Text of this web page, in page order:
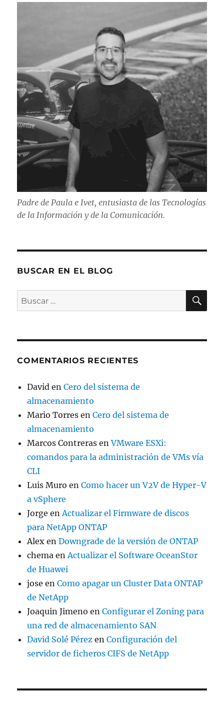
Padre de Paula e Ivet, entusiasta de las Tecnologías
de la Información y de la Comunicación.
BUSCAR EN EL BLOG
Buscar
por:
COMENTARIOS RECIENTES
David enCero del sistema de
almacenamiento
Mario Torres enCero del sistema de
almacenamiento
Marcos Contreras enVMware ESXi:
comandos para la administración de VMs vía
CLI
Luis Muro enComo hacer un V2V de Hyper-V
a vSphere
Jorge en Actualizar el Firmware de discos
para NetApp ONTAP
Alex enDowngrade de la versión de ONTAP
chema en Actualizar el Software OceanStor
de Huawei
jose enComo apagar un Cluster Data ONTAP
de NetApp
Joaquin Jimeno enConfigurar el Zoning para
una red de almacenamiento SAN
David Solé Pérez enConfiguración del
servidor de ficheros CIFS de NetApp